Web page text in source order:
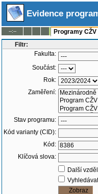
Evidence
--:-- Programy CŽV
Filtr:
Fakulta:
Součást:
Rok:
Zaměření:
Stav programu:
Kód varianty (CID):
Kód:
Klíčová slova:
Další